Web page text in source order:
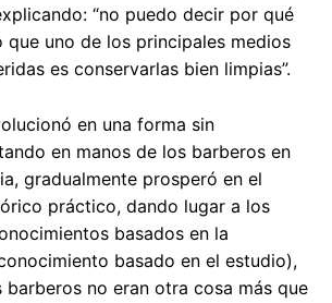
“no puedo decir por qué
que uno de los principales medios
es conservarlas bien limpias”.
en una forma sin
en manos de los barberos en
gradualmente prosperó en el
práctico, dando lugar a los
basados en la
basado en el estudio),
barberos no eran otra cosa más que